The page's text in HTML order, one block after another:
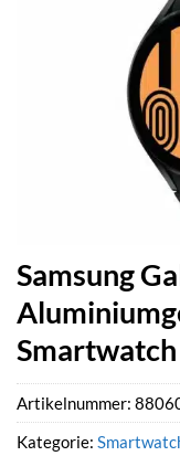
Samsung
Smartwatch
Artikelnummer:
Kategorie: